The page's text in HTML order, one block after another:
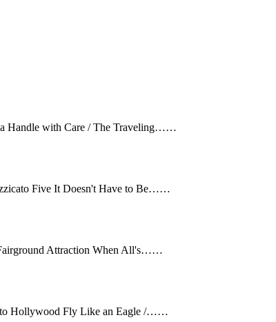
Handle with Care / The Traveling……
Five It Doesn't Have to Be……
Attraction When All's……
to Hollywood Fly Like an Eagle /……